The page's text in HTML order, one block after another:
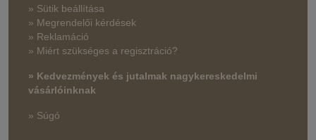
» Sütik beállítása
» Megrendelői kérdések
» Reklamáció
» Miért szükséges a regisztráció?
» Kedvezmények és jutalmak nagykereskedelmi
vásárlóinknak
» Súgó